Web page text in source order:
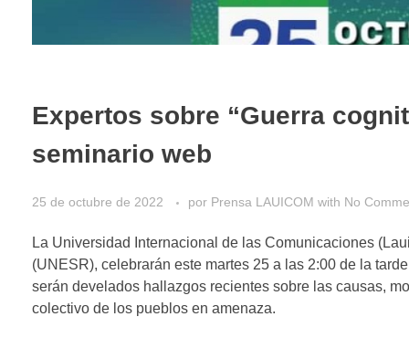
Expertos sobre “Guerra
seminario web
25 de octubre de 2022 por Prensa LAUICOM with No
La Universidad Internacional de las Comunicaciones
(UNESR), celebrarán este martes 25 a las 2:00 de la
serán develados hallazgos recientes sobre las causas,
colectivo de los pueblos en amenaza.